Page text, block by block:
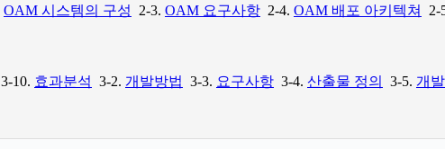
OAM 시스템의 구성 2-3. OAM 요구사항 2-4. OAM 배포 아키텍쳐 2-
3-10. 효과분석 3-2. 개발방법 3-3. 요구사항 3-4. 산출물 정의 3-5. 개